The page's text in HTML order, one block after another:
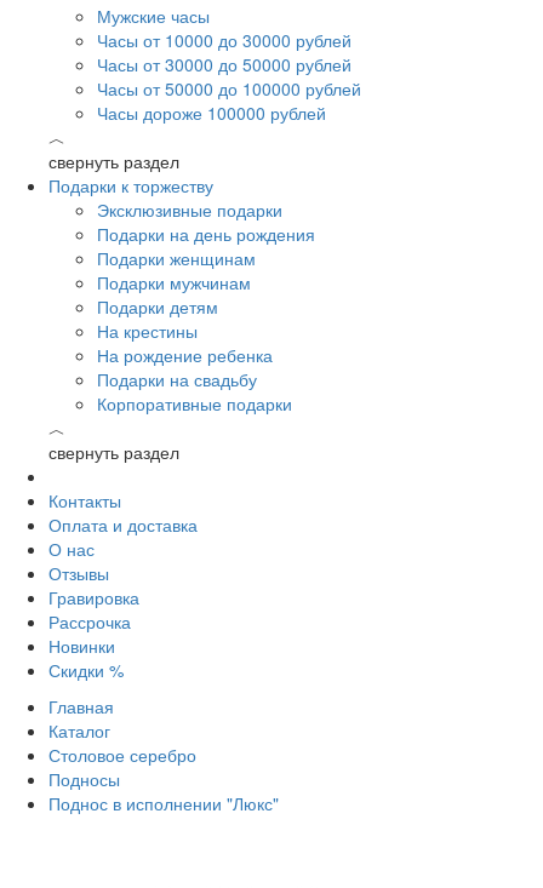
Мужские часы
Часы от 10000 до 30000 рублей
Часы от 30000 до 50000 рублей
Часы от 50000 до 100000 рублей
Часы дороже 100000 рублей
︿
свернуть раздел
Подарки к торжеству
Эксклюзивные подарки
Подарки на день рождения
Подарки женщинам
Подарки мужчинам
Подарки детям
На крестины
На рождение ребенка
Подарки на свадьбу
Корпоративные подарки
︿
свернуть раздел
Контакты
Оплата и доставка
О нас
Отзывы
Гравировка
Рассрочка
Новинки
Скидки %
Главная
Каталог
Столовое серебро
Подносы
Поднос в исполнении "Люкс"